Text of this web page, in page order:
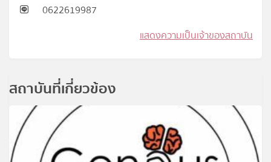
0622619987
แสดงความเป็นเจ้าของสถาบัน
สถาบันที่เกี่ยวข้อง